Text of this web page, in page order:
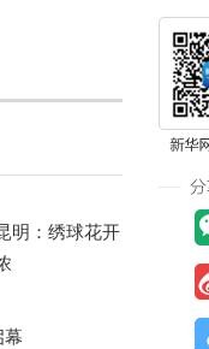
明：绣球花开